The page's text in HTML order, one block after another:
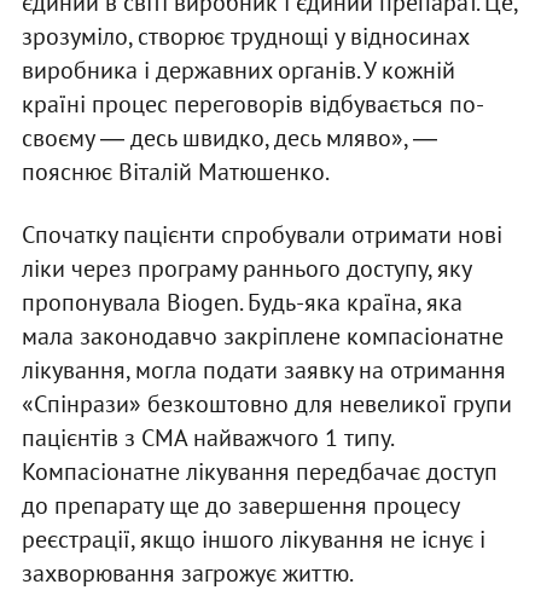
зрозуміло, створює труднощі у відносинах
виробника і державних органів. У кожній
країні процес переговорів відбувається по-
своєму ― десь швидко, десь мляво», ―
пояснює Віталій Матюшенко.
Спочатку пацієнти спробували отримати нові
ліки через програму раннього доступу, яку
пропонувала Biogen. Будь-яка країна, яка
мала законодавчо закріплене компасіонатне
лікування, могла подати заявку на отримання
«Спінрази» безкоштовно для невеликої групи
пацієнтів з СМА найважчого 1 типу.
Компасіонатне лікування передбачає доступ
до препарату ще до завершення процесу
реєстрації, якщо іншого лікування не існує і
захворювання загрожує життю.